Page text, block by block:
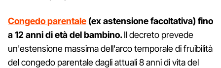
Congedo parentale (ex astensione facoltativa) fino
a 12 anni di età del bambino.Il decreto prevede
un'estensione massima dell'arco temporale di fruibilità
del congedo parentale dagli attuali 8 anni di vita del